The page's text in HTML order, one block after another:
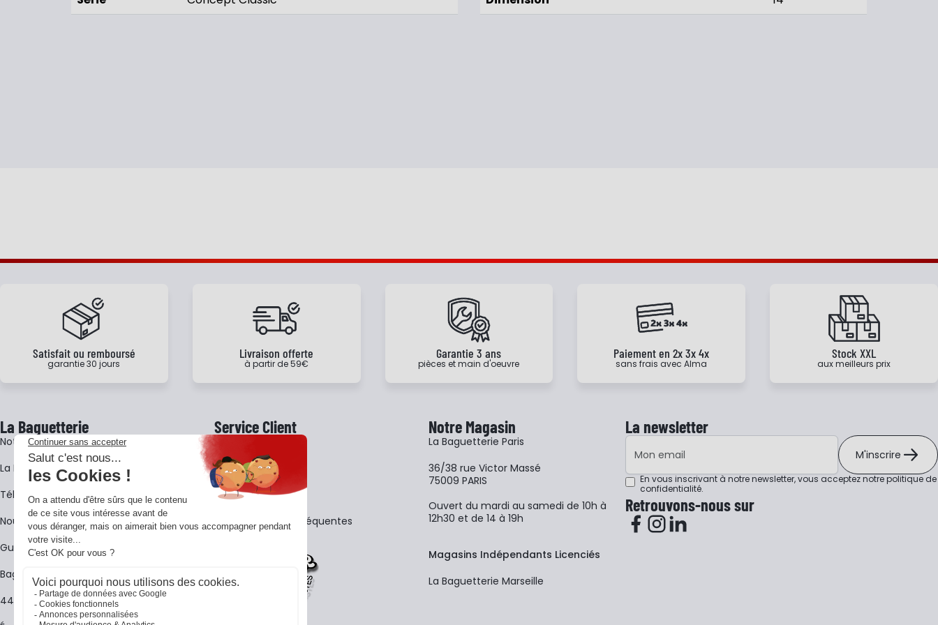
Satisfait ou remboursé
garantie 30 jours
Livraison offerte
à partir de 59€
Garantie 3 ans
pièces et main d'oeuvre
Paiement en 2x 3x 4x
sans frais avec Alma
Stock XXL
aux meilleurs prix
La Baguetterie
Notre histoire
La BagShow
​Télécharger le catalogue
Nous contacter
Guides La Baguetterie
Baguetterie Shop Online
44 ans de rencontres
Service Client
Garantie 3 ans
CGV
FAQ - Questions Fréquentes
Notre Magasin
La Baguetterie Paris
36/38 rue Victor Massé
75009 PARIS
Ouvert du mardi au samedi de 10h à
12h30 et de 14 à 19h
Magasins Indépendants Licenciés
La Baguetterie Marseille
La newsletter
Adresse e-mail
M'inscrire
En vous inscrivant à notre newsletter, vous acceptez notrepolitique de
confidentialité.
Retrouvons-nous sur